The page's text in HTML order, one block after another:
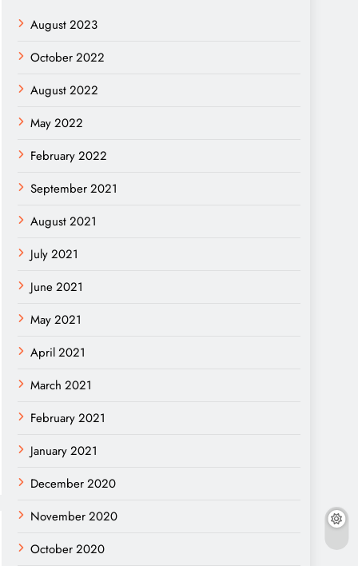
August 2023
October 2022
August 2022
May 2022
February 2022
September 2021
August 2021
July 2021
June 2021
May 2021
April 2021
March 2021
February 2021
January 2021
December 2020
November 2020
October 2020